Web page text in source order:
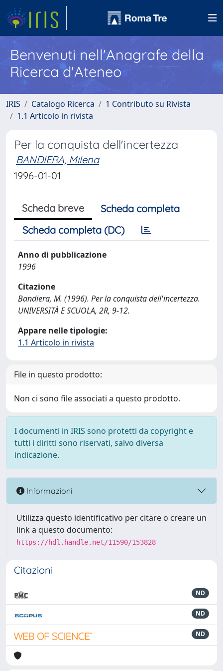
Benvenuti nell'Anagrafe della
Ricerca d'Ateneo
IRIS Catalogo Ricerca
1 Contributo su Rivista
1.1 Articolo in rivista
Per la conquista dell'incertezza
BANDIERA, Milena
1996-01-01
Scheda breve
Scheda completa
Scheda completa (DC)
Anno di pubblicazione
1996
Citazione
Bandiera, M. (1996). Per la conquista dell'incertezza.
UNIVERSITÀ E SCUOLA, 2R, 9-12.
Appare nelle tipologie:
1.1 Articolo in rivista
File in questo prodotto:
Non ci sono file associati a questo prodotto.
I documenti in IRIS sono protetti da copyright e
tutti i diritti sono riservati, salvo diversa
indicazione.
Informazioni
Utilizza questo identificativo per citare o creare un
link a questo documento:
https://hdl.handle.net/11590/153828
Citazioni
ND
ND
ND